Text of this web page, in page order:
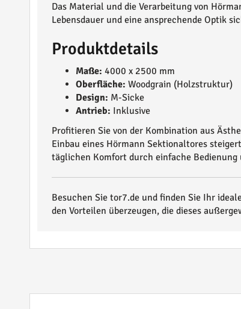
Das Material und die Verarbeitung von
Lebensdauer und eine ansprechende Optik
Produktdetails
Maße: 4000 x 2500 mm
Oberfläche: Woodgrain (Holzstruktur)
Design: M-Sicke
Antrieb: Inklusive
Profitieren Sie von der Kombination aus
Einbau eines Hörmann Sektionaltores
täglichen Komfort durch einfache Bedienung
Besuchen Sie tor7.de und finden Sie Ihr
den Vorteilen überzeugen, die dieses